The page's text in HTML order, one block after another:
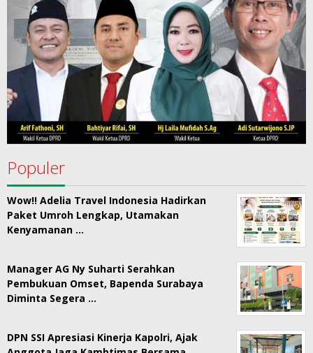
Populer
Wow!! Adelia Travel Indonesia Hadirkan
Paket Umroh Lengkap, Utamakan
Kenyamanan …
Manager AG Ny Suharti Serahkan
Pembukuan Omset, Bapenda Surabaya
Diminta Segera …
DPN SSI Apresiasi Kinerja Kapolri, Ajak